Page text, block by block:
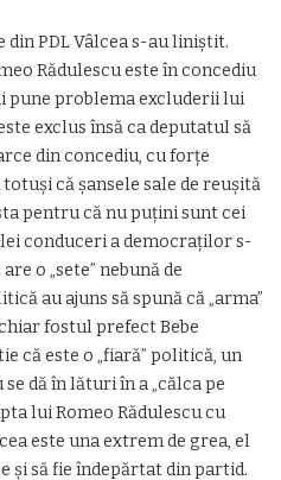
din PDL Vâlcea s-au liniştit.
Rădulescu este în concediu
pune problema excluderii lui
exclus însă ca deputatul să
din concediu, cu forţe
că şansele sale de reuşită
pentru că nu puţini sunt cei
conduceri a democraţilor s-
o „sete” nebună de
au ajuns să spună că „arma”
fostul prefect Bebe
că este o „fiară” politică, un
dă în lături în a „călca pe
lui Romeo Rădulescu cu
este una extrem de grea, el
şi să fie îndepărtat din partid.